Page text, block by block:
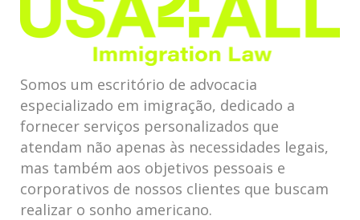
Somos um escritório de advocacia
especializado em imigração, dedicado a
fornecer serviços personalizados que
atendam não apenas às necessidades legais,
mas também aos objetivos pessoais e
corporativos de nossos clientes que buscam
realizar o sonho americano.